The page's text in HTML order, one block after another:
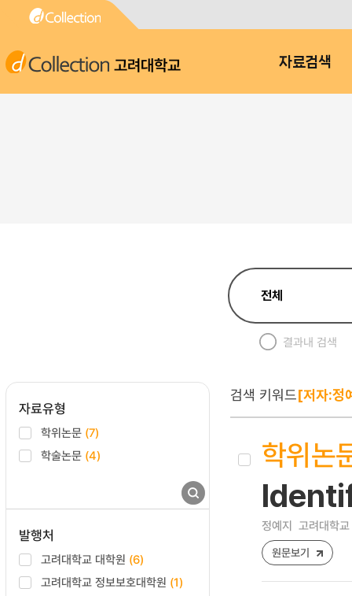
고려대학교 자료검색
결과내 검색
자료유형
학위논문 (7)
학술논문 (4)
발행처
고려대학교 대학원 (6)
고려대학교 정보보호대학원 (1)
검색 키워드[저자:정
학위논
정예지 고려대학
원문보기